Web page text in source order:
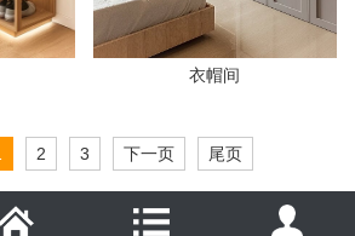
衣帽间
2 3 下一页 尾页